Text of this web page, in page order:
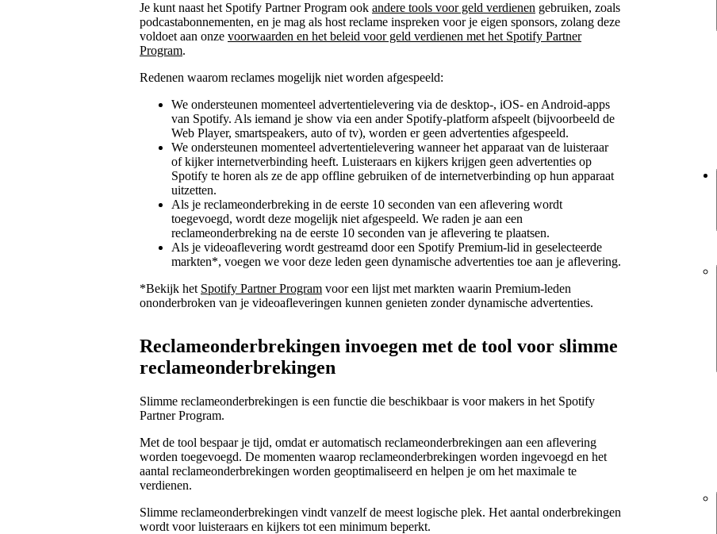
Je kunt naast het Spotify Partner Program ook andere tools voor geld verdienen gebruiken, zoals
podcastabonnementen, en je mag als host reclame inspreken voor je eigen sponsors, zolang deze
voldoet aan onze voorwaarden en het beleid voor geld verdienen met het Spotify Partner
Program.
Redenen waarom reclames mogelijk niet worden afgespeeld:
We ondersteunen momenteel advertentielevering via de desktop-, iOS- en Android-apps
van Spotify. Als iemand je show via een ander Spotify-platform afspeelt (bijvoorbeeld de
Web Player, smartspeakers, auto of tv), worden er geen advertenties afgespeeld.
We ondersteunen momenteel advertentielevering wanneer het apparaat van de luisteraar
of kijker internetverbinding heeft. Luisteraars en kijkers krijgen geen advertenties op
Spotify te horen als ze de app offline gebruiken of de internetverbinding op hun apparaat
uitzetten.
Als je reclameonderbreking in de eerste 10 seconden van een aflevering wordt
toegevoegd, wordt deze mogelijk niet afgespeeld. We raden je aan een
reclameonderbreking na de eerste 10 seconden van je aflevering te plaatsen.
Als je videoaflevering wordt gestreamd door een Spotify Premium-lid in geselecteerde
markten*, voegen we voor deze leden geen dynamische advertenties toe aan je aflevering.
*Bekijk het Spotify Partner Program voor een lijst met markten waarin Premium-leden
ononderbroken van je videoafleveringen kunnen genieten zonder dynamische advertenties.
Reclameonderbrekingen invoegen met de tool voor slimme
reclameonderbrekingen
Slimme reclameonderbrekingen is een functie die beschikbaar is voor makers in het Spotify
Partner Program.
Met de tool bespaar je tijd, omdat er automatisch reclameonderbrekingen aan een aflevering
worden toegevoegd. De momenten waarop reclameonderbrekingen worden ingevoegd en het
aantal reclameonderbrekingen worden geoptimaliseerd en helpen je om het maximale te
verdienen.
Slimme reclameonderbrekingen vindt vanzelf de meest logische plek. Het aantal onderbrekingen
wordt voor luisteraars en kijkers tot een minimum beperkt.